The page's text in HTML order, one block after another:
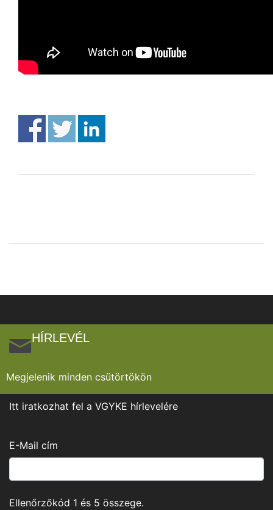
HÍRLEVÉL
Megjelenik minden csütörtökön
Itt iratkozhat fel a VGYKE hírlevelére
E-Mail cím
Ellenőrzőkód 1 és 5 összege.